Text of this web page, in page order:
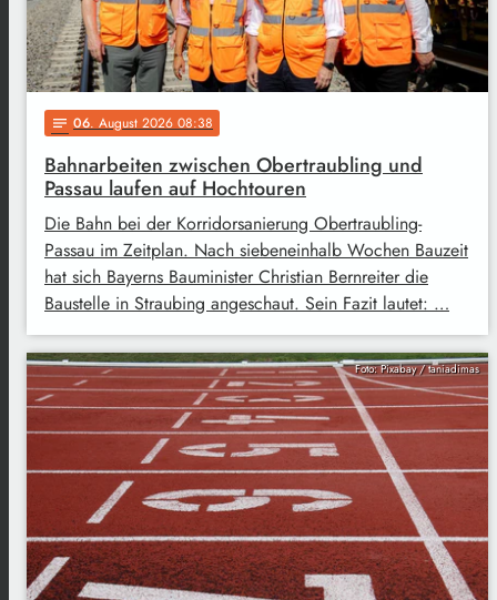
notes 06. August 2026 08:38
Bahnarbeiten zwischen Obertraubling und
Passau laufen auf Hochtouren
Die Bahn bei der Korridorsanierung Obertraubling-
Passau im Zeitplan. Nach siebeneinhalb Wochen Bauzeit
hat sich Bayerns Bauminister Christian Bernreiter die
Baustelle in Straubing angeschaut. Sein Fazit lautet: …
Foto: Pixabay / taniadimas